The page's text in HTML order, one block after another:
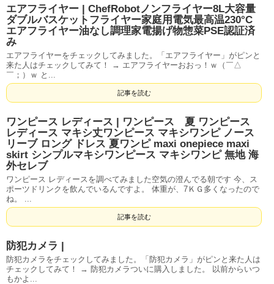
エアフライヤー | ChefRobotノンフライヤー8L大容量
ダブルバスケットフライヤー家庭用電気最高温230°C
エアフライヤー油なし調理家電揚げ物惣菜PSE認証済
み
エアフライヤーをチェックしてみました。「エアフライヤー」がピンと
来た人はチェックしてみて！ → エアフライヤーおおっ！ｗ（￣△
￣；）ｗ と...
記事を読む
ワンピース レディース | ワンピース 夏 ワンピース
レディース マキシ丈ワンピース マキシワンピ ノース
リーブ ロング ドレス 夏ワンピ maxi onepiece maxi
skirt シンプルマキシワンピース マキシワンピ 無地 海
外セレブ
ワンピース レディースを調べてみました空気の澄んでる朝です 今、ス
ポーツドリンクを飲んでいるんですよ。 体重が、7ＫＧ多くなったので
ね。 ...
記事を読む
防犯カメラ |
防犯カメラをチェックしてみました。「防犯カメラ」がピンと来た人は
チェックしてみて！ → 防犯カメラついに購入しました。 以前からいつ
もかよ...